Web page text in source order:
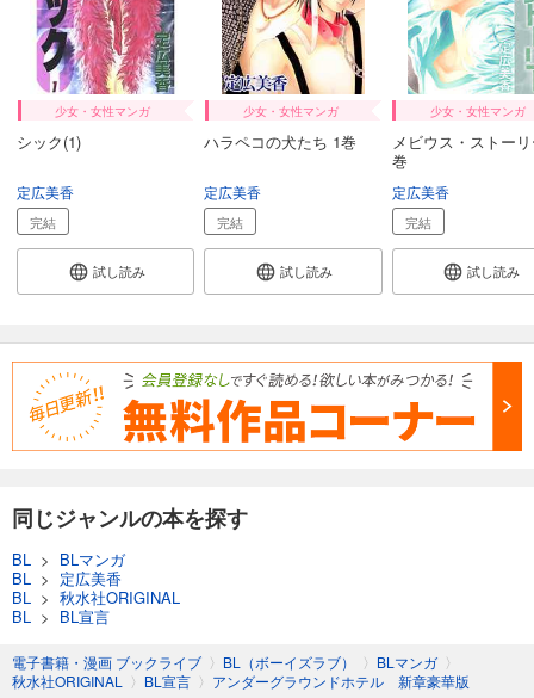
少女・女性マンガ
シック(1)
定広美香
完結
試し読み
少女・女性マンガ
ハラペコの犬たち 1巻
定広美香
完結
試し読み
少女・女性マンガ
メビウス・ストー
巻
定広美香
完結
試し読み
同じジャンルの本を探す
BL > BLマンガ
BL > 定広美香
BL > 秋水社ORIGINAL
BL > BL宣言
電子書籍・漫画 ブックライブ 〉 BL（ボーイズラブ） 〉 BLマンガ 〉
秋水社ORIGINAL
〉 BL宣言 〉 アンダーグラウンドホテル 新章豪華版